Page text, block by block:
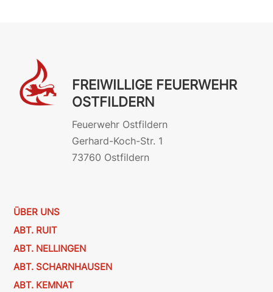
FREIWILLIGE FEUERWEHR
OSTFILDERN
Feuerwehr Ostfildern
Gerhard-Koch-Str. 1
73760 Ostfildern
ÜBER UNS
ABT. RUIT
ABT. NELLINGEN
ABT. SCHARNHAUSEN
ABT. KEMNAT